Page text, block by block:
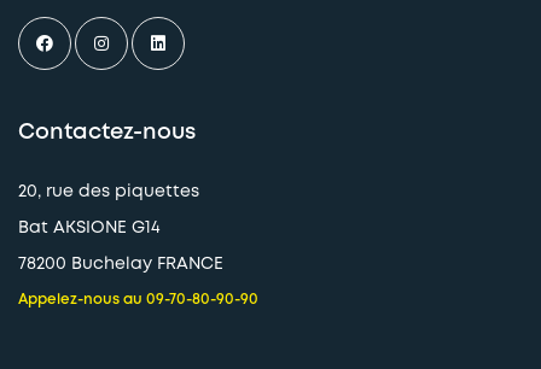
Contactez-nous
20, rue des piquettes
Bat AKSIONE G14
78200 Buchelay FRANCE
Appelez-nous au 09-70-80-90-90